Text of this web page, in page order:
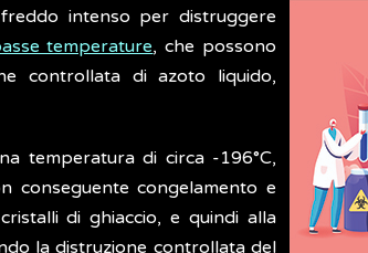
intenso per distruggere
temperature, che possono
controllata di azoto liquido,
temperatura di circa -196°C,
conseguente congelamento e
di ghiaccio, e quindi alla
la distruzione controllata del